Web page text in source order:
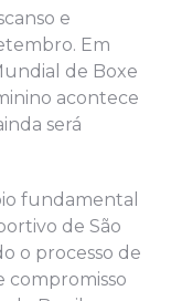
e
Em
de Boxe
acontece
será
fundamental
de São
o processo de
compromisso